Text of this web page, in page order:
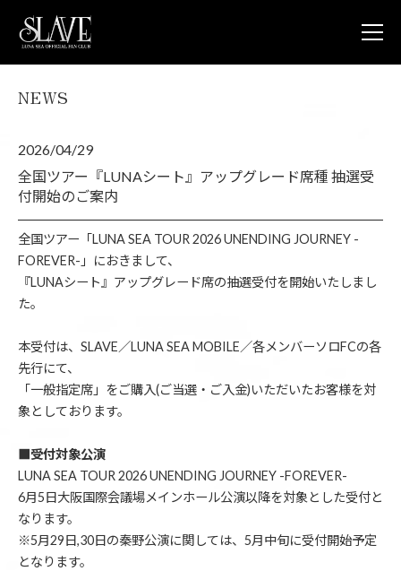
LUNA
LUNA
NEWS
2026/04/29
全国ツアー『LUNAシート』アップグレード席種 抽選受
付開始のご案内
全国ツアー「LUNA SEA TOUR 2026 UNENDING JOURNEY -
FOREVER-」におきまして、
『LUNAシート』アップグレード席の抽選受付を開始いたしまし
た。
本受付は、SLAVE／LUNA SEA MOBILE／各メンバーソロFCの各
先行にて、
「一般指定席」をご購入(ご当選・ご入金)いただいたお客様を対
象としております。
■受付対象公演
LUNA SEA TOUR 2026 UNENDING JOURNEY -FOREVER-
6月5日大阪国際会議場メインホール公演以降を対象とした受付と
なります。
※5月29日,30日の秦野公演に関しては、5月中旬に受付開始予定
となります。